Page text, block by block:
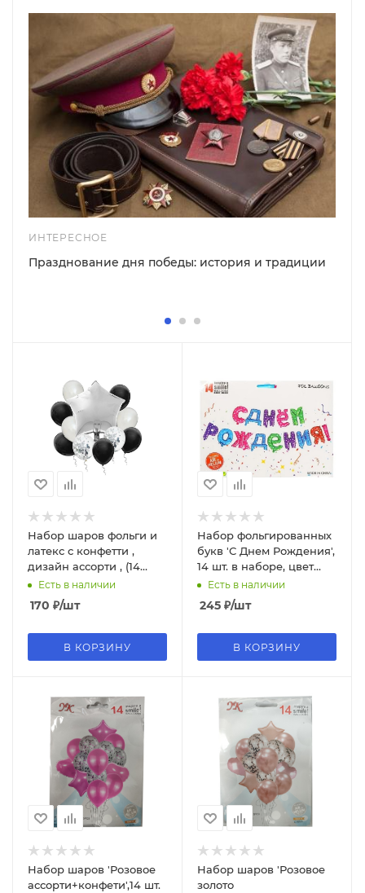
ИНТЕРЕСНОЕ
Празднование дня победы: история и традиции
Набор шаров фольги и
латекс с конфетти ,
дизайн ассорти , (14
шт;уп), 00019
Есть в наличии
170 ₽/шт
В КОРЗИНУ
Набор фольгированных
букв 'С Днем Рождения',
14 шт. в наборе, цвет
ассорти, 00022
Есть в наличии
245 ₽/шт
В КОРЗИНУ
Набор шаров 'Розовое
ассорти+конфети',14 шт.
Набор шаров 'Розовое
золото